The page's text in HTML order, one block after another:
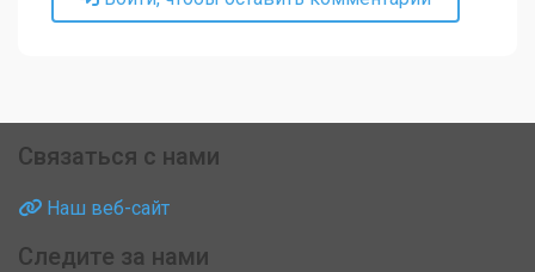
Связаться с нами
Наш веб-сайт
Следите за нами